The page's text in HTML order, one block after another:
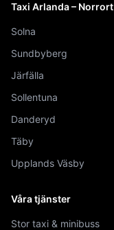
Taxi Arlanda – Norrort
Solna
Sundbyberg
Järfälla
Sollentuna
Danderyd
Täby
Upplands Väsby
Våra tjänster
Stor taxi & minibuss